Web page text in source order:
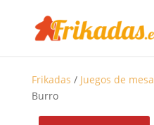
Frikadas / Juegos de mesa
Burro